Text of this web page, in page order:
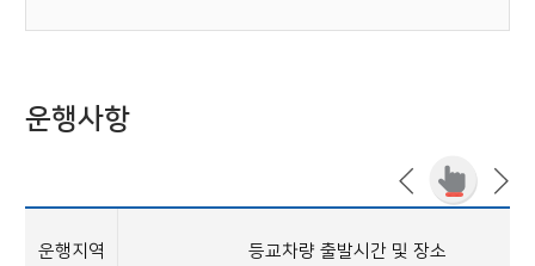
운행사항
운행지역 등교차량 출발시간 및 장소